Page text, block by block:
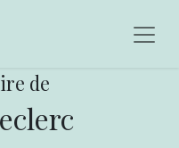
de